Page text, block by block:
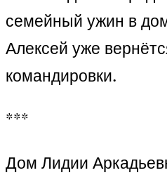
семейный ужин в
Алексей уже
командировки.
***
Дом Лидии